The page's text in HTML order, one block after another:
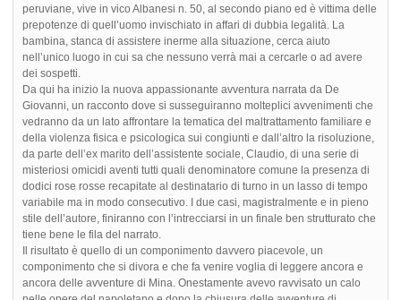
peruviane, vive in vico Albanesi n. 50, al secondo piano ed è vittima delle
prepotenze di quell’uomo invischiato in affari di dubbia legalità. La
bambina, stanca di assistere inerme alla situazione, cerca aiuto
nell’unico luogo in cui sa che nessuno verrà mai a cercarle o ad avere
dei sospetti.
Da qui ha inizio la nuova appassionante avventura narrata da De
Giovanni, un racconto dove si susseguiranno molteplici avvenimenti che
vedranno da un lato affrontare la tematica del maltrattamento familiare e
della violenza fisica e psicologica sui congiunti e dall’altro la risoluzione,
da parte dell’ex marito dell’assistente sociale, Claudio, di una serie di
misteriosi omicidi aventi tutti quali denominatore comune la presenza di
dodici rose rosse recapitate al destinatario di turno in un lasso di tempo
variabile ma in modo consecutivo. I due casi, magistralmente e in pieno
stile dell’autore, finiranno con l’intrecciarsi in un finale ben strutturato che
tiene bene le fila del narrato.
Il risultato è quello di un componimento davvero piacevole, un
componimento che si divora e che fa venire voglia di leggere ancora e
ancora delle avventure di Mina. Onestamente avevo ravvisato un calo